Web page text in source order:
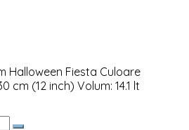
Halloween Fiesta Culoare
cm (12 inch) Volum: 14.1 lt